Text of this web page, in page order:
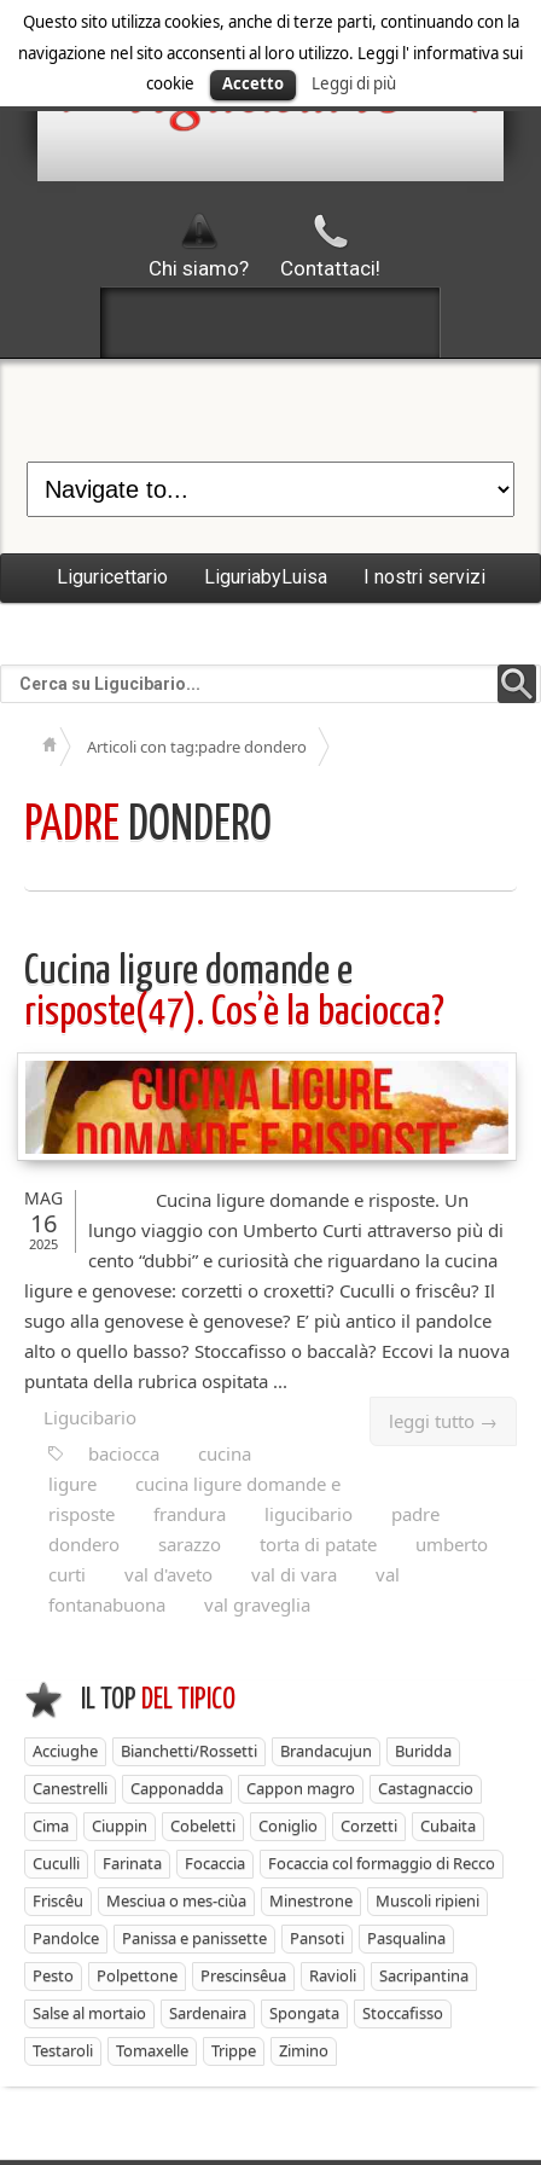
Questo sito utilizza cookies, anche di terze parti, continuando con la
navigazione nel sito acconsenti al loro utilizzo. Leggi l' informativa sui
cookie
Accetto Leggi di più
Chi siamo? Contattaci!
Liguricettario LiguriabyLuisa I nostri servizi
Articoli con tag:padre dondero
PADRE DONDERO
Cucina ligure domande e
risposte(47). Cos’è la baciocca?
MAG
16
2025
Cucina ligure domande e risposte. Un
lungo viaggio con Umberto Curti attraverso più di
cento “dubbi” e curiosità che riguardano la cucina
ligure e genovese: corzetti o croxetti? Cuculli o friscêu? Il
sugo alla genovese è genovese? E’ più antico il pandolce
alto o quello basso? Stoccafisso o baccalà? Eccovi la nuova
puntata della rubrica ospitata ...
leggi tutto →
Ligucibario
baciocca
cucina
ligure
cucina ligure domande e
risposte
frandura ligucibario
padre
dondero
sarazzo torta di patate
umberto
curti
val d'aveto val di vara
val
fontanabuona
val graveglia
IL TOP DEL TIPICO
Acciughe Bianchetti/Rossetti Brandacujun
Buridda
Canestrelli
Capponadda Cappon magro
Castagnaccio
Cima
Ciuppin Cobeletti Coniglio Corzetti
Cubaita
Cuculli
Farinata Focaccia
Focaccia col formaggio di Recco
Friscêu
Mesciua o mes-ciùa Minestrone
Muscoli ripieni
Pandolce
Panissa e panissette Pansoti
Pasqualina
Pesto
Polpettone Prescinsêua Ravioli
Sacripantina
Salse al mortaio
Sardenaira Spongata
Stoccafisso
Testaroli
Tomaxelle Trippe Zimino